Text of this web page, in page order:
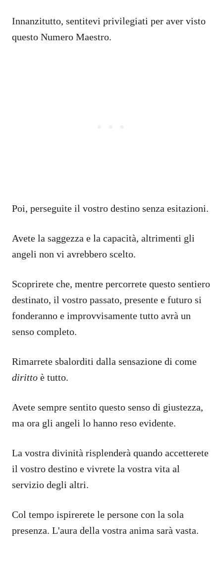
Innanzitutto, sentitevi privilegiati per aver visto
questo Numero Maestro.
Poi, perseguite il vostro destino senza esitazioni.
Avete la saggezza e la capacità, altrimenti gli
angeli non vi avrebbero scelto.
Scoprirete che, mentre percorrete questo sentiero
destinato, il vostro passato, presente e futuro si
fonderanno e improvvisamente tutto avrà un
senso completo.
Rimarrete sbalorditi dalla sensazione di come
diritto è tutto.
Avete sempre sentito questo senso di giustezza,
ma ora gli angeli lo hanno reso evidente.
La vostra divinità risplenderà quando accetterete
il vostro destino e vivrete la vostra vita al
servizio degli altri.
Col tempo ispirerete le persone con la sola
presenza. L'aura della vostra anima sarà vasta.